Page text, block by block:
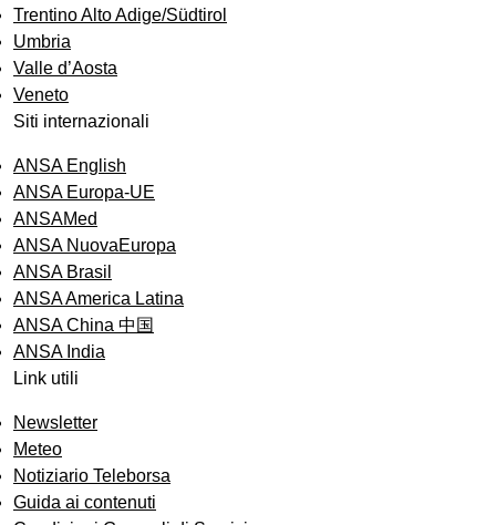
Trentino Alto Adige/Südtirol
Umbria
Valle d’Aosta
Veneto
Siti internazionali
ANSA English
ANSA Europa-UE
ANSAMed
ANSA NuovaEuropa
ANSA Brasil
ANSA America Latina
ANSA China 中国
ANSA India
Link utili
Newsletter
Meteo
Notiziario Teleborsa
Guida ai contenuti